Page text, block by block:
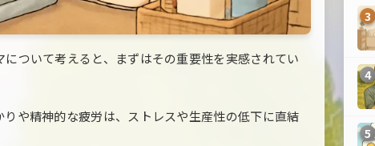
について考えると、まずはその重要性を実感されてい
や精神的な疲労は、ストレスや生産性の低下に直結
3
4
5